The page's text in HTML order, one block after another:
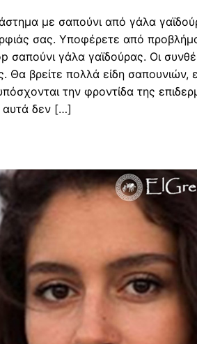
με σαπούνι από γάλα
σας. Υποφέρετε από
σαπούνι γάλα γαϊδούρας. Οι
Θα βρείτε πολλά είδη σαπουνιών,
την φροντίδα της
αυτά δεν […]